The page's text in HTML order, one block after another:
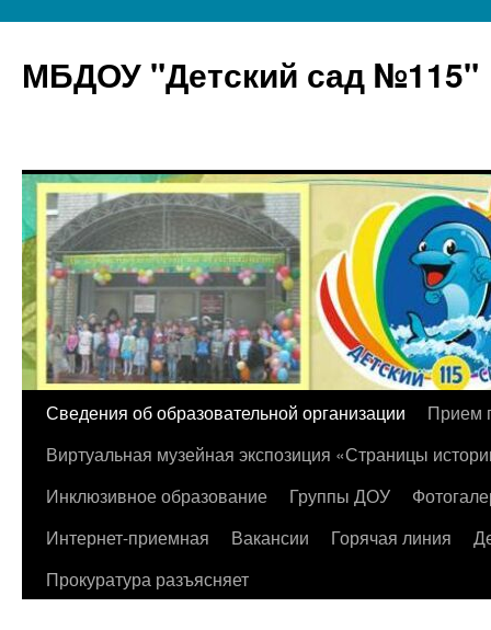
МБДОУ "Детский сад №115"
Перейти
содержимому
Сведения об образовательной организации
Прием
Виртуальная музейная экспозиция «Страницы
Инклюзивное образование
Группы ДОУ
Интернет-приемная
Вакансии Горячая линия
Прокуратура разъясняет